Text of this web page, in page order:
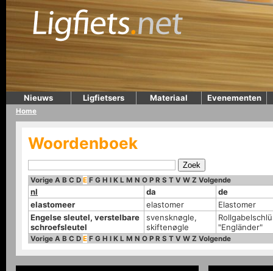
Nieuws Ligfietsers Materiaal Evenementen
Home
Woordenboek
Vorige A B C D E F G H I K L M N O P R S T V W Z Volgende
nl da
de
elastomeer
elastomer
Elastomer
Engelse sleutel, verstelbare
schroefsleutel
svensknøgle,
skiftenøgle
"Engländer"
Vorige A B C D E F G H I K L M N O P R S T V W Z Volgende